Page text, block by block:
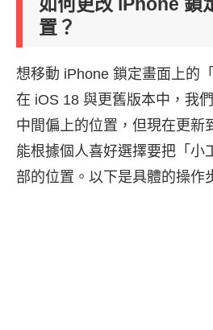
如何更改 iPhone 鎖
置？
想移動 iPhone 鎖定畫面上的
在 iOS 18 與更舊版本中，我
中間偏上的位置，但現在更新
能根據個人喜好選擇要把「小
部的位置。以下是具體的操作